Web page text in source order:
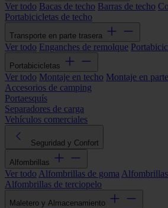
Ver todo Bacas de techo Barras de techo
Portabicicletas de techo
Transporte en parte trasera
Ver todo Enganches de remolque
Portabicicletas
Ver todo Montaje en techo Montaje en
Accesorios de camping
Portaesquís
Separadores de carga
Vehículos comerciales
Seguridad y Confort
Alfombrillas
Ver todo Alfombrillas de goma
Alfombrillas de terciopelo
Maletero y Almacenamiento